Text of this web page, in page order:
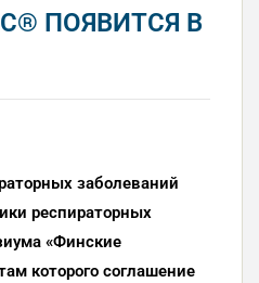
ПОЯВИТСЯ В
заболеваний
респираторных
«Финские
которого соглашение